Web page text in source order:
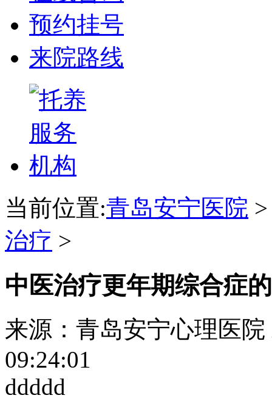
预约挂号
来院路线
当前位置:青岛安宁医院
治疗 >
中医治疗更年期综合症
来源：青岛安宁心理医院
09:24:01
ddddd